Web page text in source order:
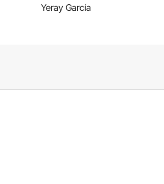
Yeray García